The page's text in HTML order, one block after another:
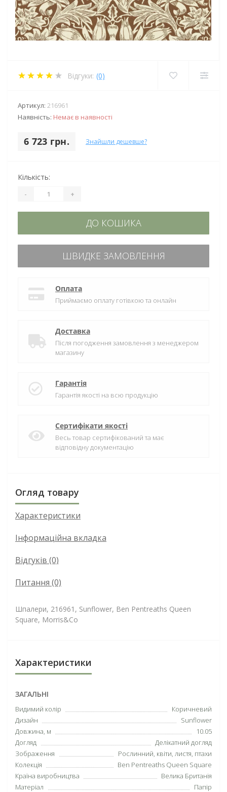
Відгуки: (0)
Артикул: 216961
Наявність: Немає в наявності
6 723 грн. Знайшли дешевше?
Кількість:
- +
ДО КОШИКА
ШВИДКЕ ЗАМОВЛЕННЯ
Оплата
Приймаємо оплату готівкою та онлайн
Доставка
Після погодження замовлення з менеджером
магазину
Гарантія
Гарантія якості на всю продукцію
Сертифікати якості
Весь товар сертифікований та має
відповідну документацію
Огляд товару
Характеристики
Інформаційна вкладка
Відгуків (0)
Питання (0)
Шпалери, 216961, Sunflower, Ben Pentreaths Queen
Square, Morris&Co
Характеристики
ЗАГАЛЬНІ
Видимий колір
Коричневий
Дизайн
Sunflower
Довжина, м
10.05
Догляд
Делікатний догляд
Зображення
Рослинний, квіти, листя, птахи
Колекція
Ben Pentreaths Queen Square
Країна виробництва
Велика Британія
Матеріал
Папір